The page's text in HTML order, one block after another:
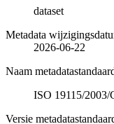
dataset
Metadata
2026-06-22
Naam
ISO 19115/
Versie